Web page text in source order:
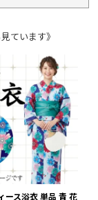
ています》
ース浴衣 単品 青 花